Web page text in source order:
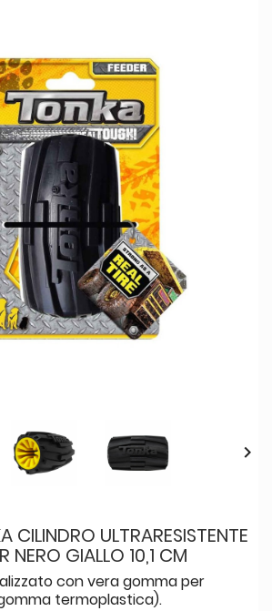

CILINDRO ULTRARESISTENTE
NERO GIALLO 10,1 CM
con vera gomma per
termoplastica).